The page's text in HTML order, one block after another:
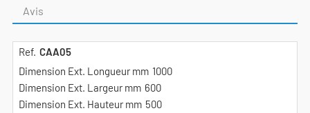
Avis
CAA05
1000
600
500